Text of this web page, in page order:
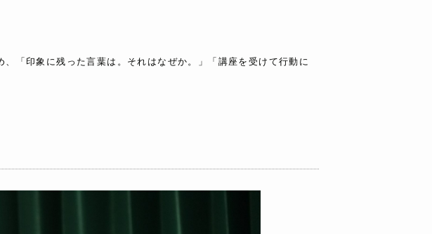
「印象に残った言葉は。それはなぜか。」「講座を受けて行動に